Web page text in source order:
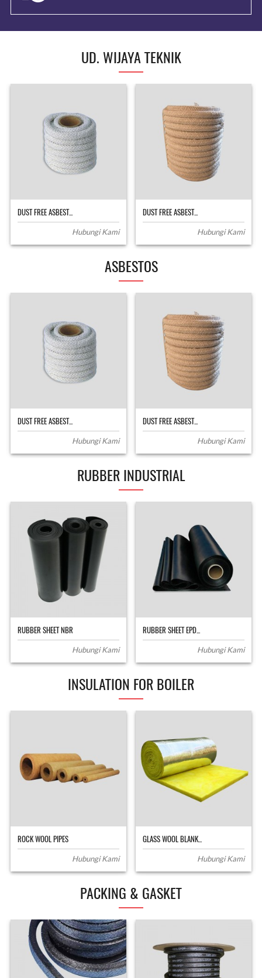
UD. WIJAYA TEKNIK
DUST FREE ASBEST...
Hubungi Kami
DUST FREE ASBEST...
Hubungi Kami
ASBESTOS
DUST FREE ASBEST...
Hubungi Kami
DUST FREE ASBEST...
Hubungi Kami
RUBBER INDUSTRIAL
RUBBER SHEET NBR
Hubungi Kami
RUBBER SHEET EPD...
Hubungi Kami
INSULATION FOR BOILER
ROCK WOOL PIPES
Hubungi Kami
GLASS WOOL BLANK...
Hubungi Kami
PACKING & GASKET